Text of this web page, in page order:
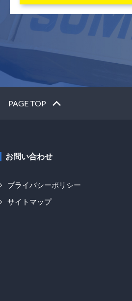
PAGE TOP
お問い合わせ
プライバシーポリシー
サイトマップ